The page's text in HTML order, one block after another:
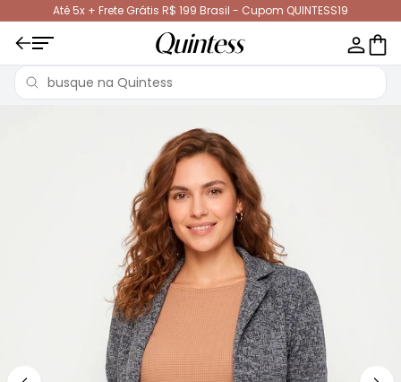
Até 5x + Frete Grátis R$ 199 Brasil - Cupom QUINTESS19